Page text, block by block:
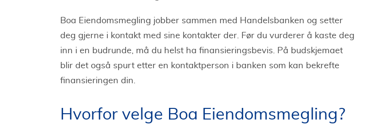
Boa Eiendomsmegling jobber sammen med Handelsbanken og setter
deg gjerne i kontakt med sine kontakter der. Før du vurderer å kaste deg
inn i en budrunde, må du helst ha finansieringsbevis. På budskjemaet
blir det også spurt etter en kontaktperson i banken som kan bekrefte
finansieringen din.
Hvorfor velge Boa Eiendomsmegling?